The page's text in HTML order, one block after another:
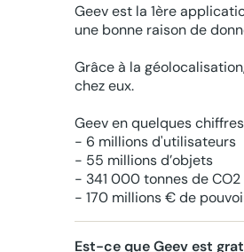
Geev est la 1ère
une bonne raison de
Grâce à la
chez eux.
Geev en quelques
- 6 millions d'utilisateurs
- 55 millions d’objets
- 341 000 tonnes de
- 170 millions € de
Est-ce que Geev est